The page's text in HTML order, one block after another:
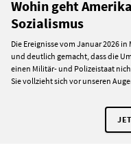
Wohin geht
Sozialismus
Die Ereignisse vom Januar 2026
und deutlich gemacht, dass die
einen Militär- und Polizeistaat
Sie vollzieht sich vor unseren